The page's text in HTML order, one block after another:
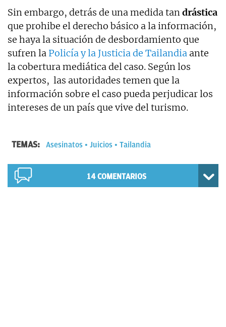
Sin embargo, detrás de una medida tandrástica
que prohibe el derecho básico a la información,
se haya la situación de desbordamiento que
sufren la Policía y la Justicia de Tailandia ante
la cobertura mediática del caso. Según los
expertos, las autoridades temen que la
información sobre el caso pueda perjudicar los
intereses de un país que vive del turismo.
TEMAS: Asesinatos Juicios Tailandia
14COMENTARIOS